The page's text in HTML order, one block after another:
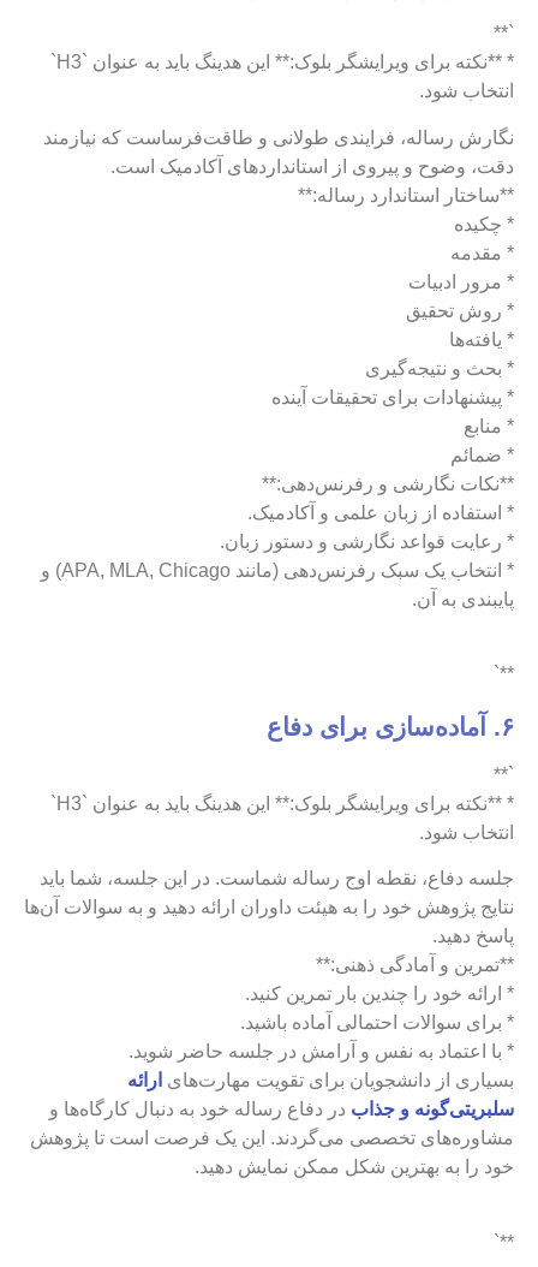
`**
* **نکته برای ویرایشگر بلوک:** این هدینگ باید به عنوان `H3`
انتخاب شود.
نگارش رساله، فرایندی طولانی و طاقت‌فرساست که نیازمند
دقت، وضوح و پیروی از استانداردهای آکادمیک است.
**ساختار استاندارد رساله:**
* چکیده
* مقدمه
* مرور ادبیات
* روش تحقیق
* یافته‌ها
* بحث و نتیجه‌گیری
* پیشنهادات برای تحقیقات آینده
* منابع
* ضمائم
**نکات نگارشی و رفرنس‌دهی:**
* استفاده از زبان علمی و آکادمیک.
* رعایت قواعد نگارشی و دستور زبان.
* انتخاب یک سبک رفرنس‌دهی (مانند APA, MLA, Chicago) و
پایبندی به آن.
**`
۶. آماده‌سازی برای دفاع
`**
* **نکته برای ویرایشگر بلوک:** این هدینگ باید به عنوان `H3`
انتخاب شود.
جلسه دفاع، نقطه اوج رساله شماست. در این جلسه، شما باید
نتایج پژوهش خود را به هیئت داوران ارائه دهید و به سوالات آن‌ها
پاسخ دهید.
**تمرین و آمادگی ذهنی:**
* ارائه خود را چندین بار تمرین کنید.
* برای سوالات احتمالی آماده باشید.
* با اعتماد به نفس و آرامش در جلسه حاضر شوید.
بسیاری از دانشجویان برای تقویت مهارت‌های ارائه
سلبریتی‌گونه و جذاب در دفاع رساله خود به دنبال کارگاه‌ها و
مشاوره‌های تخصصی می‌گردند. این یک فرصت است تا پژوهش
خود را به بهترین شکل ممکن نمایش دهید.
**`